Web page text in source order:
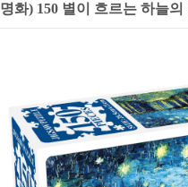
명화) 150 별이 흐르는 하늘